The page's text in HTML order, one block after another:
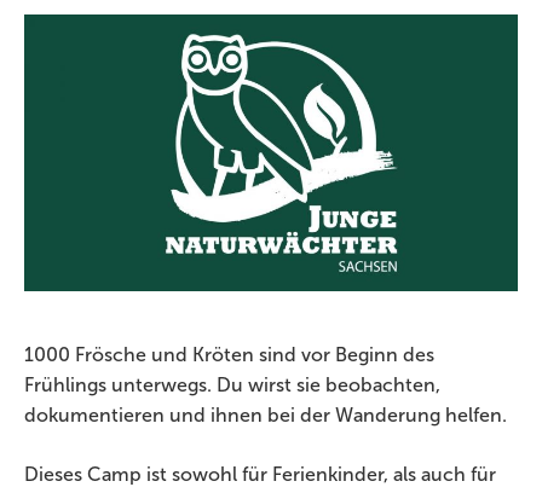
1000 Frösche und Kröten sind vor Beginn des
Frühlings unterwegs. Du wirst sie beobachten,
dokumentieren und ihnen bei der Wanderung helfen.
Dieses Camp ist sowohl für Ferienkinder, als auch für